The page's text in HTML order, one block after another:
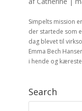
Simpelts mission
der startede som
dag blevet til
Emma Bech
i hende og
Search